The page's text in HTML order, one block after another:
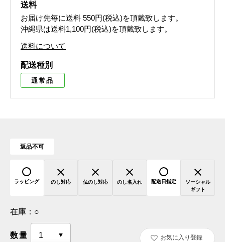
送料
お届け先毎に送料 550円(税込)を頂戴致します。
沖縄県は送料1,100円(税込)を頂戴致します。
送料について
配送種別
通常品
返品不可
ラッピング のし対応 仏のし対応 のし名入れ 配送日指定
ソーシャル
ギフト
在庫： ○
数量 お気に入り登録